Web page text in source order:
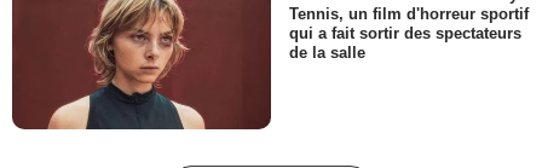
Tennis, un film d'horreur sportif
qui a fait sortir des spectateurs
de la salle